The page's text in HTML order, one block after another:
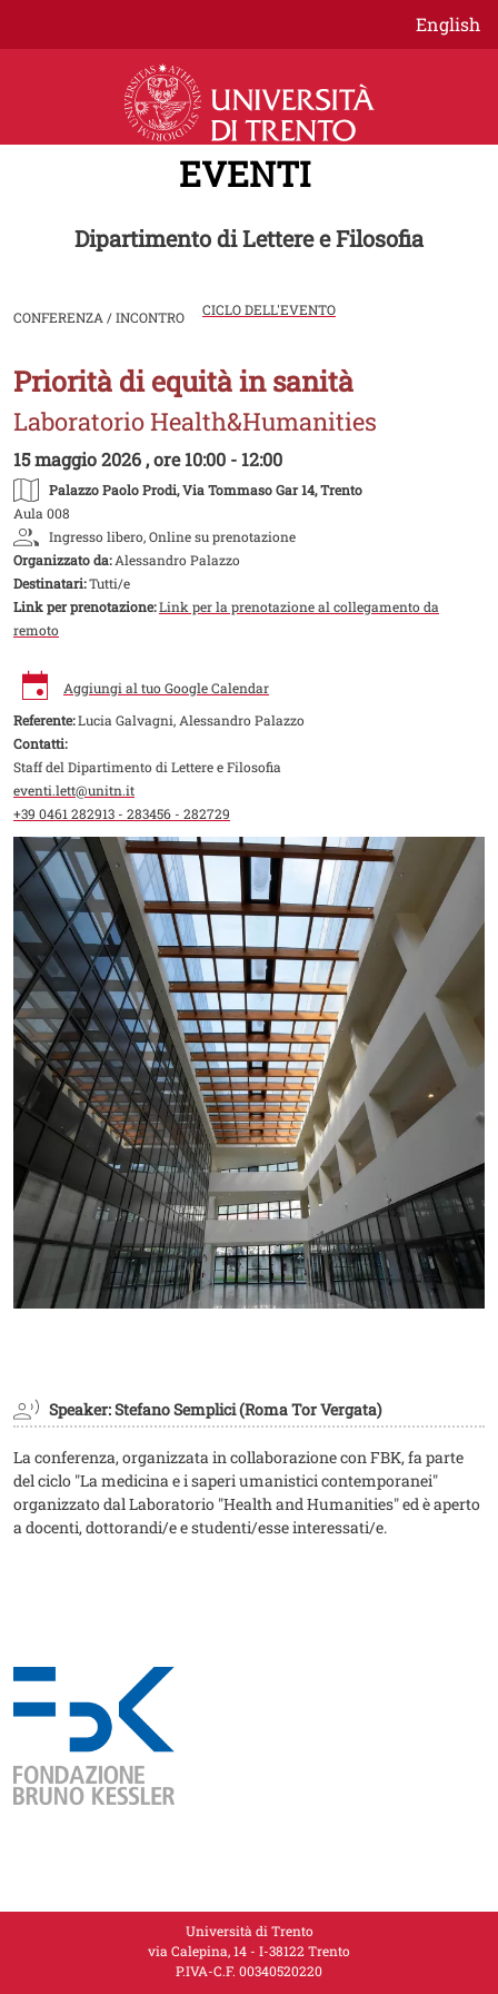
Salta al contenuto principale
English
EVENTI
Dipartimento di Lettere e Filosofia
CONFERENZA / INCONTRO CICLO DELL'EVENTO
Image
Priorità di equità in sanità
Laboratorio Health&Humanities
15 maggio 2026 , ore 10:00 - 12:00
Palazzo Paolo Prodi, Via Tommaso Gar 14, Trento
Aula 008
Ingresso libero, Online su prenotazione
Organizzato da:Alessandro Palazzo
Destinatari:Tutti/e
Link per prenotazione:Link per la prenotazione al collegamento da
remoto
Aggiungi al tuo Google Calendar
Referente:Lucia Galvagni, Alessandro Palazzo
Contatti:
Staff del Dipartimento di Lettere e Filosofia
eventi.lett@unitn.it
+39 0461 282913 - 283456 - 282729
Image
Speaker: Stefano Semplici (Roma Tor Vergata)
La conferenza, organizzata in collaborazione con FBK, fa parte
del ciclo "La medicina e i saperi umanistici contemporanei"
organizzato dal Laboratorio "Health and Humanities" ed è aperto
a docenti, dottorandi/e e studenti/esse interessati/e.
Università di Trento
via Calepina, 14 - I-38122 Trento
P.IVA-C.F. 00​3​40520220